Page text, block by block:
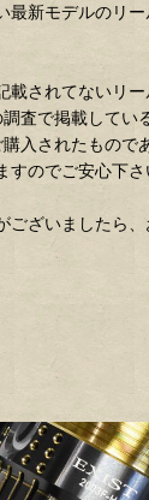
最新モデルのリ
載されてないリー
査で掲載してい
入されたもので
のでご安心下さ
ございましたら